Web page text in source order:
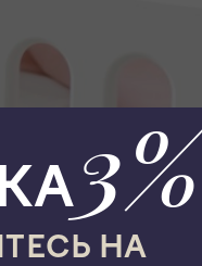
3%
НА